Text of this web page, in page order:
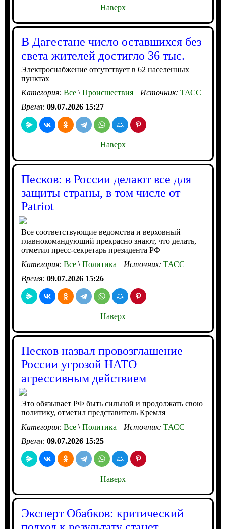
Наверх
В Дагестане число оставшихся без
света жителей достигло 36 тыс.
Электроснабжение отсутствует в 62 населенных
пунктах
Категория: Все\Происшествия Источник: ТАСС
Время: 09.07.2026 15:27
Наверх
Песков: в России делают все для
защиты страны, в том числе от
Patriot
Все соответствующие ведомства и верховный
главнокомандующий прекрасно знают, что делать,
отметил пресс-секретарь президента РФ
Категория: Все\Политика Источник: ТАСС
Время: 09.07.2026 15:26
Наверх
Песков назвал провозглашение
России угрозой НАТО
агрессивным действием
Это обязывает РФ быть сильной и продолжать свою
политику, отметил представитель Кремля
Категория: Все\Политика Источник: ТАСС
Время: 09.07.2026 15:25
Наверх
Эксперт Обабков: критический